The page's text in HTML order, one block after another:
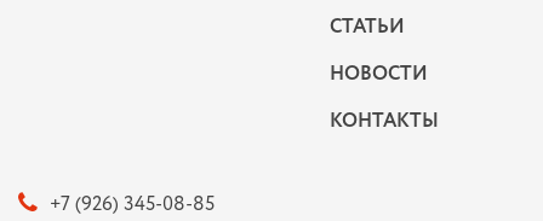
СТАТЬИ
НОВОСТИ
КОНТАКТЫ
+7 (926) 345-08-85